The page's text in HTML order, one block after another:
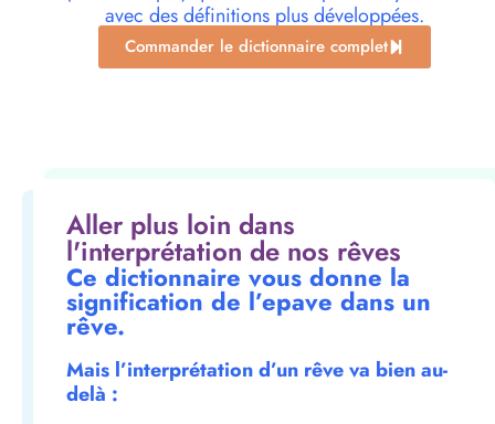
avec des définitions plus développées.
Commander le dictionnaire complet
Aller plus loin dans
l'interprétation de nos rêves
Ce dictionnaire vous donne la
signification de l’epave dans un
rêve.
Mais l’interprétation d’un rêve va bien au-
delà :